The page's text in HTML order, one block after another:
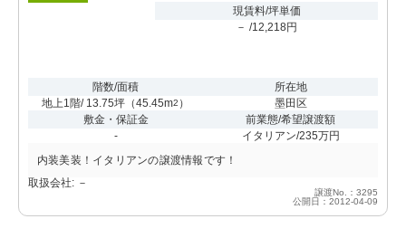
現賃料/坪単価
－ /12,218円
階数/面積
地上1階/ 13.75坪 （45.45m2 ）
所在地
墨田区
敷金・保証金
-
前業態/希望譲渡額
イタリアン/235万円
内装美装！イタリアンの譲渡情報です！
取扱会社: －
譲渡No.：3295
公開日：2012-04-09